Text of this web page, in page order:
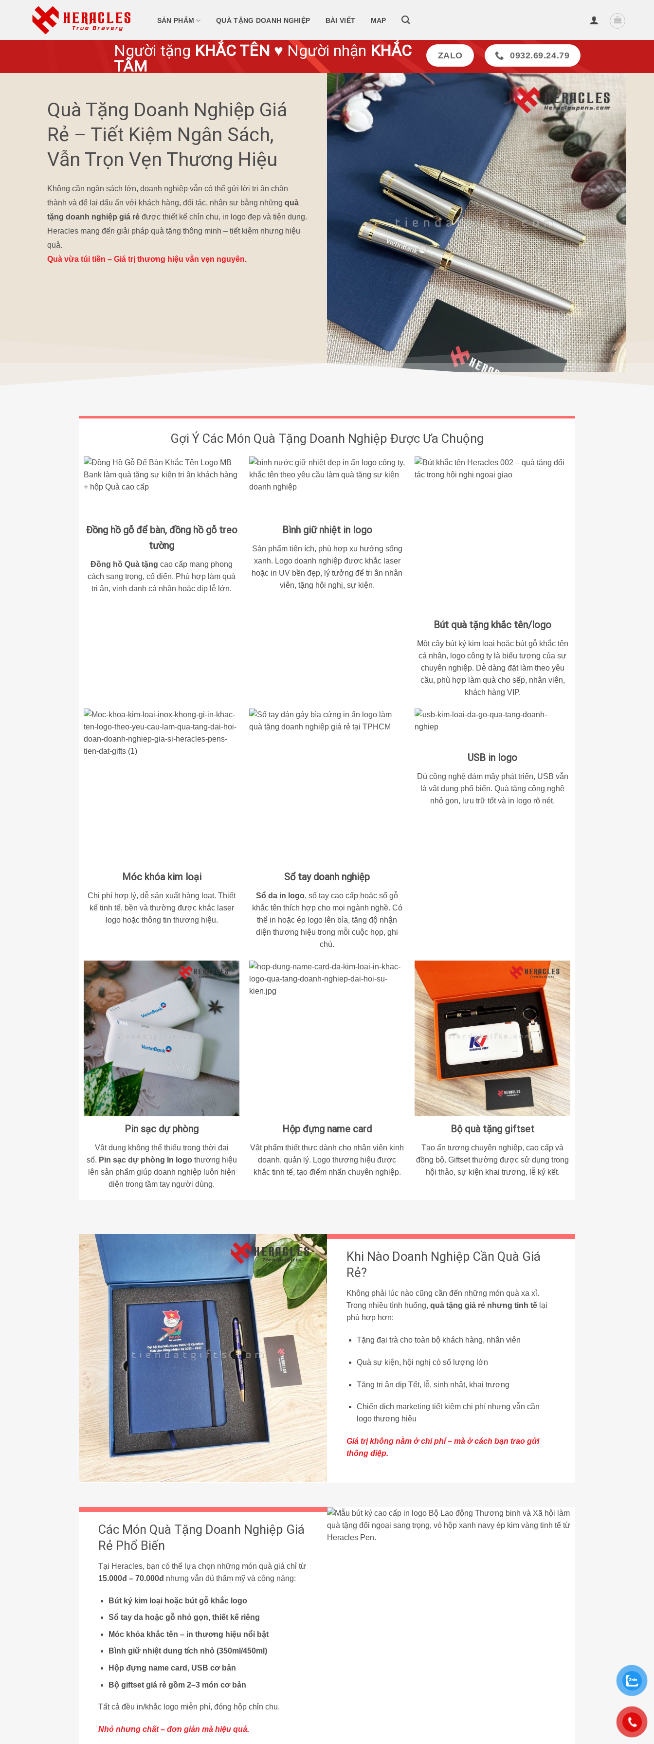
SẢN PHẨM QUÀ TẶNG DOANH NGHIỆP BÀI VIẾT MAP
Người tặng KHẮC TÊN ♥ Người nhận KHẮC
TÂM
ZALO 0932.69.24.79
Quà Tặng Doanh Nghiệp Giá
Rẻ – Tiết Kiệm Ngân Sách,
Vẫn Trọn Vẹn Thương Hiệu
Không cần ngân sách lớn, doanh nghiệp vẫn có thể gửi lời tri ân chân
thành và để lại dấu ấn với khách hàng, đối tác, nhân sự bằng những quà
tặng doanh nghiệp giá rẻ được thiết kế chỉn chu, in logo đẹp và tiện dụng.
Heracles mang đến giải pháp quà tặng thông minh – tiết kiệm nhưng hiệu
quả.
Quà vừa túi tiền – Giá trị thương hiệu vẫn vẹn nguyên.
Gợi Ý Các Món Quà Tặng Doanh Nghiệp Được Ưa Chuộng
Đồng hồ gỗ để bàn, đồng hồ gỗ treo
tường
Đồng hồ Quà tặng cao cấp mang phong
cách sang trọng, cổ điển. Phù hợp làm quà
tri ân, vinh danh cá nhân hoặc dịp lễ lớn.
Bình giữ nhiệt in logo
Sản phẩm tiện ích, phù hợp xu hướng sống
xanh. Logo doanh nghiệp được khắc laser
hoặc in UV bền đẹp, lý tưởng để tri ân nhân
viên, tặng hội nghị, sự kiện.
Bút quà tặng khắc tên/logo
Một cây bút ký kim loại hoặc bút gỗ khắc tên
cá nhân, logo công ty là biểu tượng của sự
chuyên nghiệp. Dễ dàng đặt làm theo yêu
cầu, phù hợp làm quà cho sếp, nhân viên,
khách hàng VIP.
Móc khóa kim loại
Chi phí hợp lý, dễ sản xuất hàng loạt. Thiết
kế tinh tế, bền và thường được khắc laser
logo hoặc thông tin thương hiệu.
Sổ tay doanh nghiệp
Sổ da in logo, sổ tay cao cấp hoặc sổ gỗ
khắc tên thích hợp cho mọi ngành nghề. Có
thể in hoặc ép logo lên bìa, tăng độ nhận
diện thương hiệu trong mỗi cuộc họp, ghi
chú.
USB in logo
Dù công nghệ đám mây phát triển, USB vẫn
là vật dụng phổ biến. Quà tặng công nghệ
nhỏ gọn, lưu trữ tốt và in logo rõ nét.
Pin sạc dự phòng
Vật dụng không thể thiếu trong thời đại
số. Pin sạc dự phòng In logothương hiệu
lên sản phẩm giúp doanh nghiệp luôn hiện
diện trong tầm tay người dùng.
Hộp đựng name card
Vật phẩm thiết thực dành cho nhân viên kinh
doanh, quản lý. Logo thương hiệu được
khắc tinh tế, tạo điểm nhấn chuyên nghiệp.
Bộ quà tặng giftset
Tạo ấn tượng chuyên nghiệp, cao cấp và
đồng bộ. Giftsetthường được sử dụng trong
hội thảo, sự kiện khai trương, lễ ký kết.
Khi Nào Doanh Nghiệp Cần Quà Giá
Rẻ?
Không phải lúc nào cũng cần đến những món quà xa xỉ.
Trong nhiều tình huống, quà tặng giá rẻ nhưng tinh tế lại
phù hợp hơn:
Tặng đại trà cho toàn bộ khách hàng, nhân viên
Quà sự kiện, hội nghị có số lượng lớn
Tặng tri ân dịp Tết, lễ, sinh nhật, khai trương
Chiến dịch marketing tiết kiệm chi phí nhưng vẫn cần
logo thương hiệu
Giá trị không nằm ở chi phí – mà ở cách bạn trao gửi
thông điệp.
Các Món Quà Tặng Doanh Nghiệp Giá
Rẻ Phổ Biến
Tại Heracles, bạn có thể lựa chọn những món quà giá chỉ từ
15.000đ – 70.000đ nhưng vẫn đủ thẩm mỹ và công năng:
Bút ký kim loại hoặc bút gỗ khắc logo
Sổ tay da hoặc gỗ nhỏ gọn, thiết kế riêng
Móc khóa khắc tên – in thương hiệu nổi bật
Bình giữ nhiệtdung tích nhỏ (350ml/450ml)
Hộp đựng name card, USB cơ bản
Bộ giftset giá rẻ gồm 2–3 món cơ bản
Tất cả đều in/khắc logo miễn phí, đóng hộp chỉn chu.
Nhỏ nhưng chất – đơn giản mà hiệu quả.